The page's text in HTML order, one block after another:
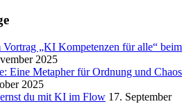
„KI Kompetenzen für alle“ beim
2025
Eine Metapher für Ordnung und Chaos
2025
du mit KI im Flow 17. September